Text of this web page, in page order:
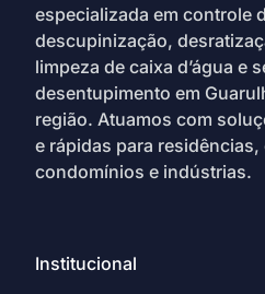
especializada em controle
descupinização,
limpeza de caixa d’água e
desentupimento em
região. Atuamos com
e rápidas para residências,
condomínios e indústrias.
Institucional